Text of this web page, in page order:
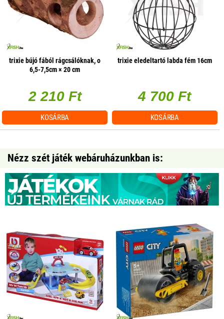
trixie bújó fából rágcsálóknak, o
6,5-7,5cm × 20 cm
2 210 Ft
KOSÁRBA
trixie eledeltartó labda fém 16cm
4 700 Ft
KOSÁRBA
Nézz szét játék webáruházunkban is: